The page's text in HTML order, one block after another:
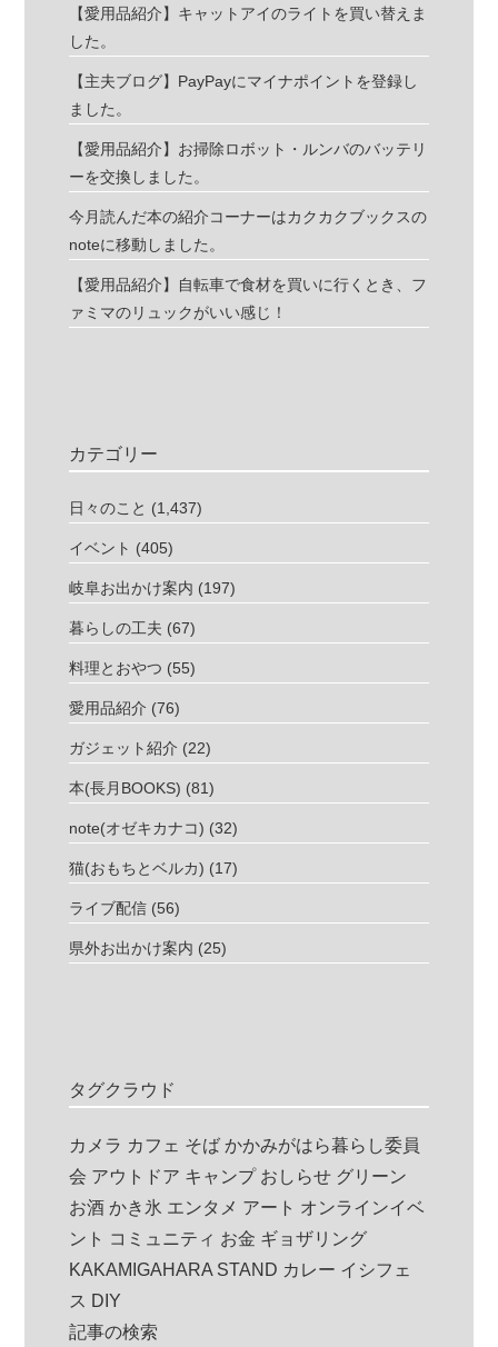
【愛用品紹介】キャットアイのライトを買い替えま
した。
【主夫ブログ】PayPayにマイナポイントを登録し
ました。
【愛用品紹介】お掃除ロボット・ルンバのバッテリ
ーを交換しました。
今月読んだ本の紹介コーナーはカクカクブックスの
noteに移動しました。
【愛用品紹介】自転車で食材を買いに行くとき、フ
ァミマのリュックがいい感じ！
カテゴリー
日々のこと (1,437)
イベント (405)
岐阜お出かけ案内 (197)
暮らしの工夫 (67)
料理とおやつ (55)
愛用品紹介 (76)
ガジェット紹介 (22)
本(長月BOOKS) (81)
note(オゼキカナコ) (32)
猫(おもちとベルカ) (17)
ライブ配信 (56)
県外お出かけ案内 (25)
タグクラウド
カメラ カフェ そば かかみがはら暮らし委員
会 アウトドア キャンプ おしらせ グリーン
お酒 かき氷 エンタメ アート オンラインイベ
ント コミュニティ お金 ギョザリング
KAKAMIGAHARA STAND カレー イシフェ
ス DIY
記事の検索